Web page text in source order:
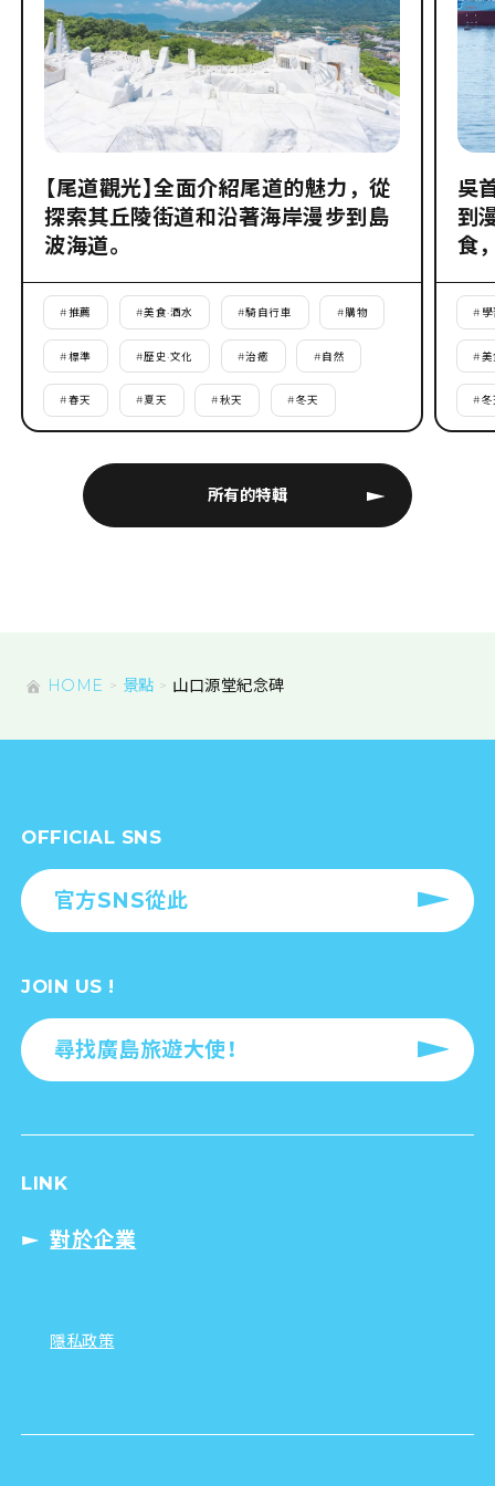
所有的特輯
【尾道觀光】全面介紹尾道的魅力，從
探索其丘陵街道和沿著海岸漫步到島
波海道。
#推薦 #美食·酒水 #騎自行車 #購物
#標準 #歷史·文化 #治癒 #自然
#春天 #夏天 #秋天 #冬天
吳
到
食
# 學
#美
#冬
HOME 景點 山口源堂紀念碑
OFFICIAL SNS
官方SNS從此
JOIN US !
尋找廣島旅遊大使！
LINK
對於企業
隱私政策